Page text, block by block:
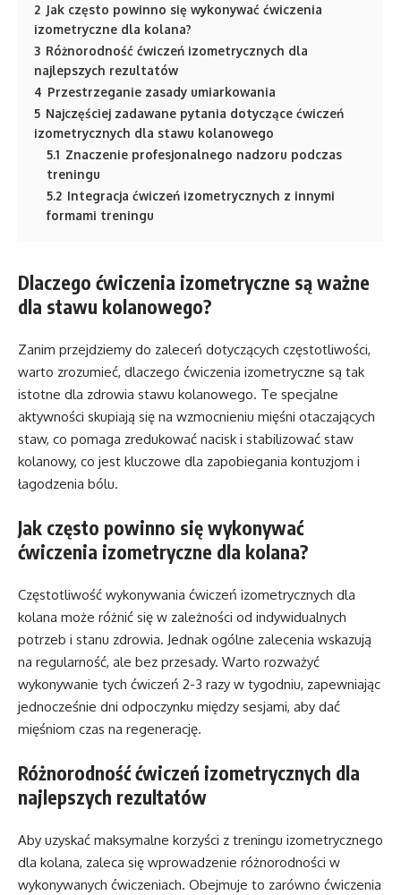
2 Jak często powinno się wykonywać ćwiczenia
izometryczne dla kolana?
3 Różnorodność ćwiczeń izometrycznych dla
najlepszych rezultatów
4 Przestrzeganie zasady umiarkowania
5 Najczęściej zadawane pytania dotyczące ćwiczeń
izometrycznych dla stawu kolanowego
5.1 Znaczenie profesjonalnego nadzoru podczas
treningu
5.2 Integracja ćwiczeń izometrycznych z innymi
formami treningu
Dlaczego ćwiczenia izometryczne są ważne
dla stawu kolanowego?
Zanim przejdziemy do zaleceń dotyczących częstotliwości,
warto zrozumieć, dlaczego ćwiczenia izometryczne są tak
istotne dla zdrowia stawu kolanowego. Te specjalne
aktywności skupiają się na wzmocnieniu mięśni otaczających
staw, co pomaga zredukować nacisk i stabilizować staw
kolanowy, co jest kluczowe dla zapobiegania kontuzjom i
łagodzenia bólu.
Jak często powinno się wykonywać
ćwiczenia izometryczne dla kolana?
Częstotliwość wykonywania ćwiczeń izometrycznych dla
kolana może różnić się w zależności od indywidualnych
potrzeb i stanu zdrowia. Jednak ogólne zalecenia wskazują
na regularność, ale bez przesady. Warto rozważyć
wykonywanie tych ćwiczeń 2-3 razy w tygodniu, zapewniając
jednocześnie dni odpoczynku między sesjami, aby dać
mięśniom czas na regenerację.
Różnorodność ćwiczeń izometrycznych dla
najlepszych rezultatów
Aby uzyskać maksymalne korzyści z treningu izometrycznego
dla kolana, zaleca się wprowadzenie różnorodności w
wykonywanych ćwiczeniach. Obejmuje to zarówno ćwiczenia